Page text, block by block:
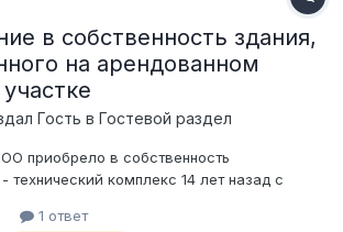
в собственность здания,
на арендованном
Гость в Гостевой раздел
приобрело в собственность
технический комплекс 14 лет назад с
перечислении объектов передаваемых
1 ответ